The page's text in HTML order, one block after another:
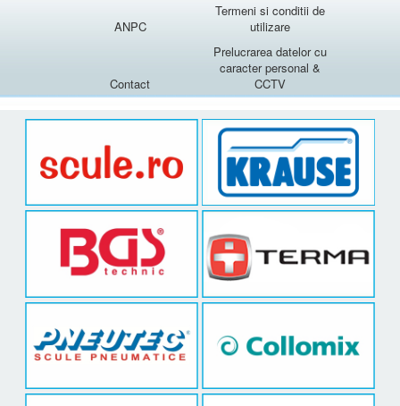
ANPC
Termeni si conditii de
utilizare
Contact
Prelucrarea datelor cu
caracter personal &
CCTV